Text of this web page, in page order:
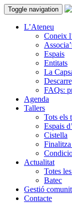
Toggle navigation
L’Ateneu
Coneix
Espais
Entitats
La
FAQs:
Agenda
Tallers
Tots els
Espais
Cistella
Actualitat
Totes
Batec
Gestió
Contacte